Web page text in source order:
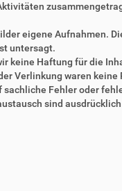
eigene Aufnahmen.
untersagt.
keine Haftung für die
Verlinkung waren
Fehler oder
sind